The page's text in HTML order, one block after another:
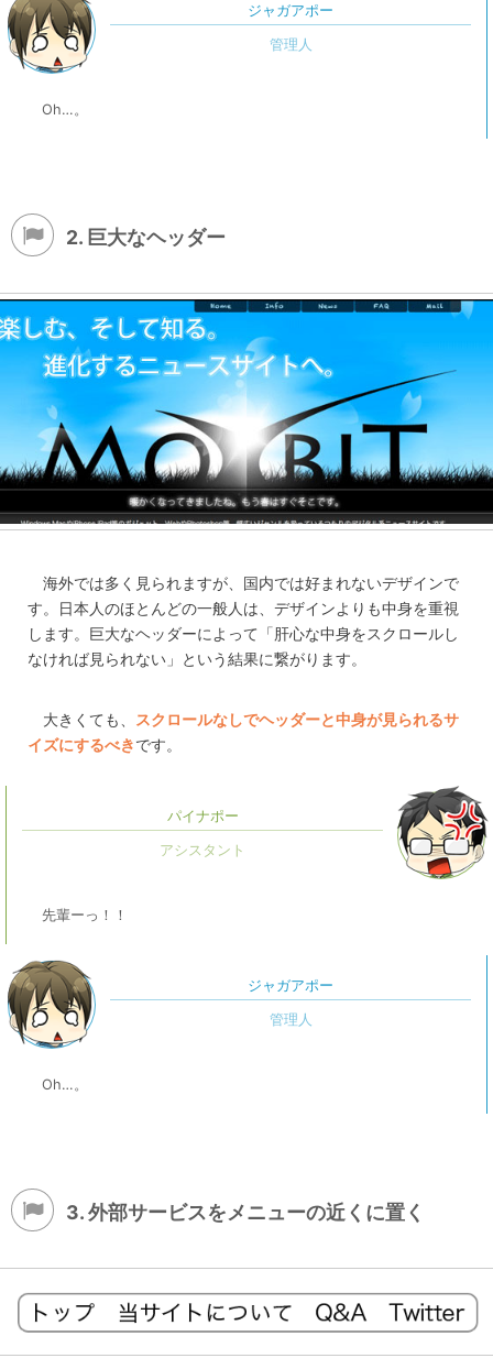
ジャガアポー
Oh…。
2. 巨大なヘッダー
海外では多く見られますが、国内では好まれないデザインで
す。日本人のほとんどの一般人は、デザインよりも中身を重視
します。巨大なヘッダーによって「肝心な中身をスクロールし
なければ見られない」という結果に繋がります。
大きくても、 スクロールなしでヘッダーと中身が見られるサ
イズにするべきです。
パイナポー
先輩ーっ！！
ジャガアポー
Oh…。
3. 外部サービスをメニューの近くに置く